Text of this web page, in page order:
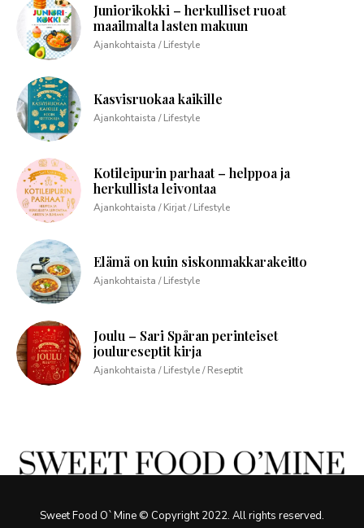
Juniorikokki – herkulliset ruoat
maailmalta lasten makuun
Ajankohtaista / Lifestyle
Kasvisruokaa kaikille
Ajankohtaista / Lifestyle
Kotileipurin parhaat – helppoa ja
herkullista leivontaa
Ajankohtaista / Kirjat / Lifestyle
Elämä on kuin siskonmakkarakeitto
Ajankohtaista / Lifestyle
Joulu – Sari Spåran perinteiset
joulureseptit kirja
Ajankohtaista / Lifestyle / Reseptit
Sweet Food O`Mine © Copyright 2022. All rights reserved.